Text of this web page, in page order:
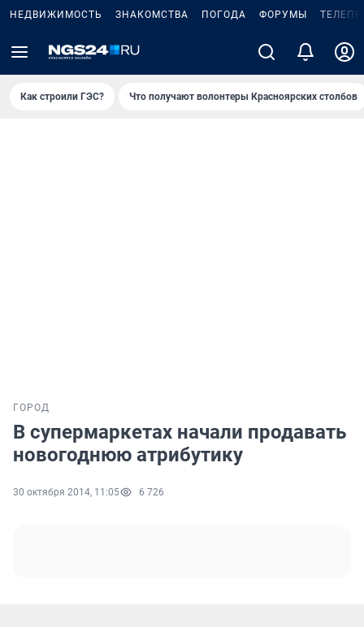
НЕДВИЖИМОСТЬ ЗНАКОМСТВА ПОГОДА ФОРУМЫ
Как строили ГЭС? Что получают волонтеры Красноярских столбов
ГОРОД
В супермаркетах начали продавать
новогоднюю атрибутику
30 октября 2014, 11:05 6 726